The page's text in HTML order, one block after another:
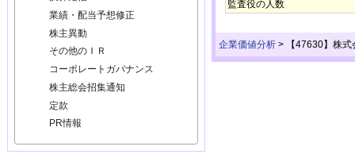
監査役の人数
企業価値分析 > 【47630】株
業績・配当予想修正
株主異動
その他のＩＲ
コーポレートガバナンス
株主総会招集通知
定款
PR情報